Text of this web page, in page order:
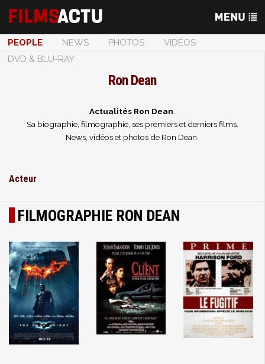
PEOPLE NEWS PHOTOS
VIDÉOS
DVD & BLU-RAY
Ron Dean
Actualités Ron Dean
Sa biographie, filmographie, ses premiers et derniers films.
News, vidéos et photos de Ron Dean.
Acteur
FILMOGRAPHIE RON DEAN